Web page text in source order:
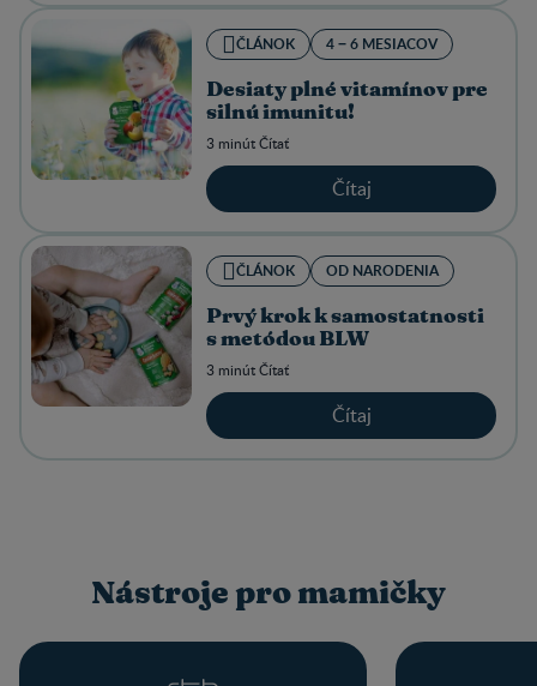
ČLÁNOK 4 − 6 MESIACOV
Desiaty plné vitamínov pre
silnú imunitu!
3 minút Čítať
Čítaj
ČLÁNOK OD NARODENIA
Prvý krok k samostatnosti
s metódou BLW
3 minút Čítať
Čítaj
Nástroje pro mamičky